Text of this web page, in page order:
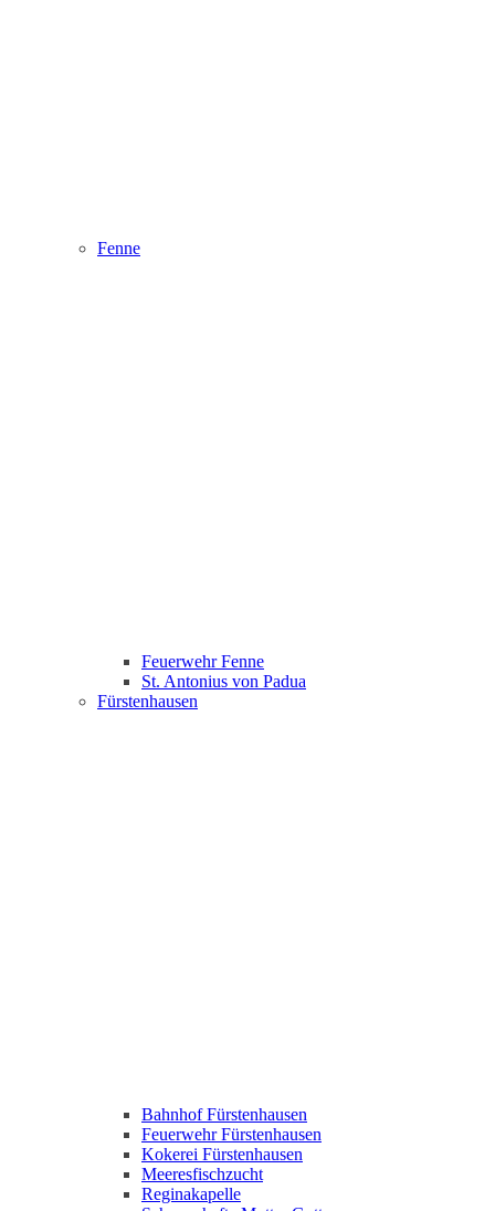
Fenne
Feuerwehr Fenne
St. Antonius von Padua
Fürstenhausen
Bahnhof Fürstenhausen
Feuerwehr Fürstenhausen
Kokerei Fürstenhausen
Meeresfischzucht
Reginakapelle